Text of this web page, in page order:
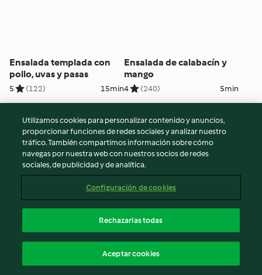
Ensalada templada con
pollo, uvas y pasas
5 (122) 15min
Ensalada de calabacín y
mango
4 (240) 5min
Ensalada nórdica de arroz
y salmón con aliño de
30min
Medias lunas de vainilla y
avellanas
5 (75)
Utilizamos cookies para personalizar contenido y anuncios,
proporcionar funciones de redes sociales y analizar nuestro
tráfico. También compartimos información sobre cómo
navegas por nuestra web con nuestros socios de redes
sociales, de publicidad y de analítica.
Configuración de cookies
Rechazarlas todas
Aceptar cookies